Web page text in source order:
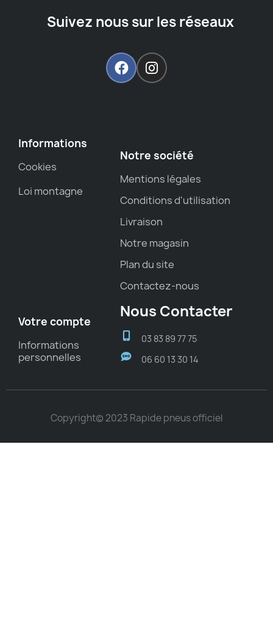
Suivez nous sur les réseaux
Informations
Cookies
Loi montagne
Notre société
Mentions légales
Conditions d'utilisation
Livraison
Notre magasin
Plan du site
Contactez-nous
Votre compte
Informations
personnelles
Nous Contacter
03 83 89 77 75
06 60 13 30 14
Copyright© 2023 Rapide pneus officiel